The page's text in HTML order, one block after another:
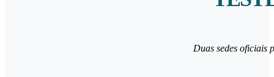
Duas sedes oficiais